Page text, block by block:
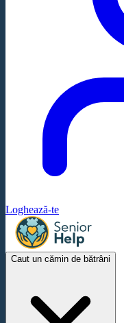
Loghează-te
Caut un cămin de bătrâni